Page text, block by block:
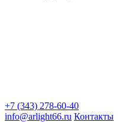
+7 (343) 278-60-40
info@arlight66.ru Контакты